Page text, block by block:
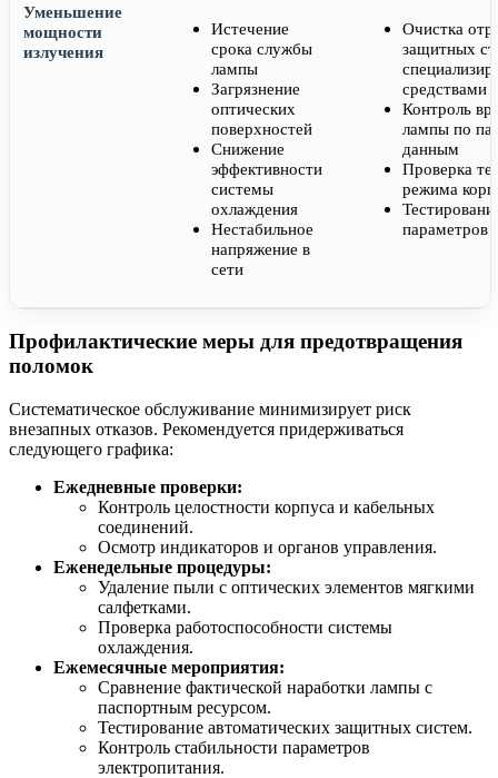
Уменьшение
мощности
излучения
Истечение
срока службы
лампы
Загрязнение
оптических
поверхностей
Снижение
эффективности
системы
охлаждения
Нестабильное
напряжение в
сети
Очистка
защитных
средствами
Контроль
лампы по
данным
Проверка
режима
параметров
Профилактические меры для предотвращения
поломок
Систематическое обслуживание минимизирует риск
внезапных отказов. Рекомендуется придерживаться
следующего графика:
Ежедневные проверки:
Контроль целостности корпуса и кабельных
соединений.
Осмотр индикаторов и органов управления.
Еженедельные процедуры:
Удаление пыли с оптических элементов мягкими
салфетками.
Проверка работоспособности системы
охлаждения.
Ежемесячные мероприятия:
Сравнение фактической наработки лампы с
паспортным ресурсом.
Тестирование автоматических защитных систем.
Контроль стабильности параметров
электропитания.